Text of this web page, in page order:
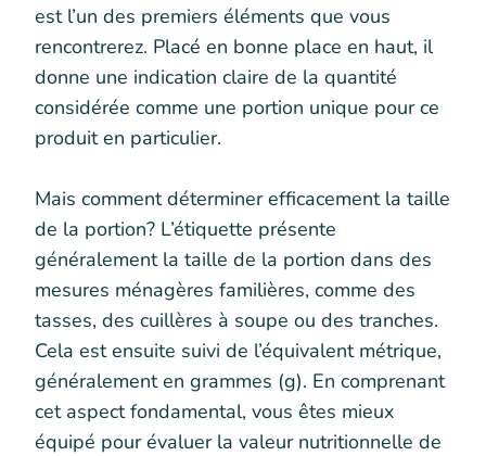
est l’un des premiers éléments que vous
rencontrerez. Placé en bonne place en haut, il
donne une indication claire de la quantité
considérée comme une portion unique pour ce
produit en particulier.
Mais comment déterminer efficacement la taille
de la portion? L’étiquette présente
généralement la taille de la portion dans des
mesures ménagères familières, comme des
tasses, des cuillères à soupe ou des tranches.
Cela est ensuite suivi de l’équivalent métrique,
généralement en grammes (g). En comprenant
cet aspect fondamental, vous êtes mieux
équipé pour évaluer la valeur nutritionnelle de